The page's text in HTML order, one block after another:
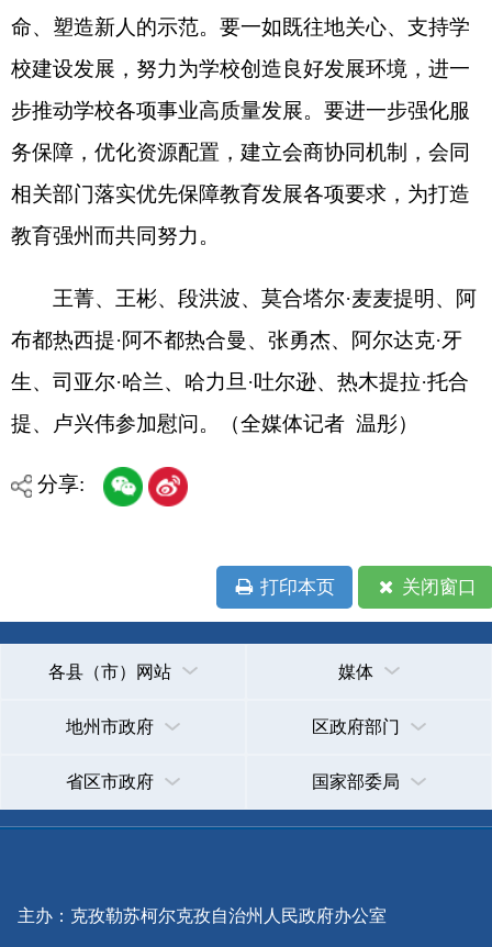
提、卢兴伟参加慰问。（ 全媒体记者温彤）
分享:
打印本页 关闭窗口
各县（市）网站
主办：克孜勒苏柯尔克孜自治州人民政府办公室
承办：克孜勒苏柯尔克孜自治州政务公开信息中心
法律声明 关于我们